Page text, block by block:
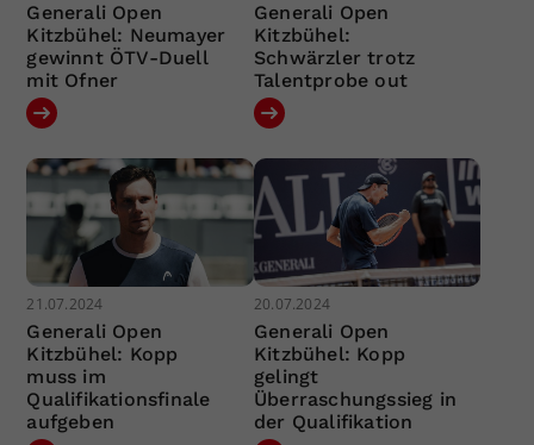
Generali Open
Kitzbühel: Neumayer
gewinnt ÖTV-Duell
mit Ofner
Generali Open
Kitzbühel:
Schwärzler trotz
Talentprobe out
21.07.2024
Generali Open
Kitzbühel: Kopp
muss im
Qualifikationsfinale
aufgeben
20.07.2024
Generali Open
Kitzbühel: Kopp
gelingt
Überraschungssieg in
der Qualifikation